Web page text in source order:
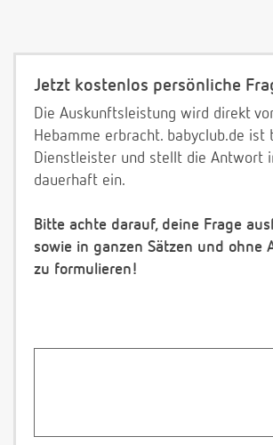
Jetzt kostenlos persönliche
Die Auskunftsleistung wird direkt
Hebamme erbracht. babyclub.de ist
Dienstleister und stellt die Antwort
dauerhaft ein.
Bitte achte darauf, deine Frage
sowie in ganzen Sätzen und ohne
zu formulieren!